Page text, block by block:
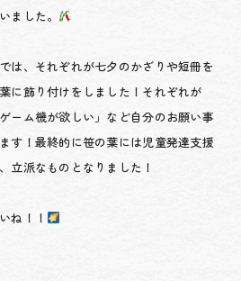
ました。
は、それぞれが七夕のかざりや短冊を
に飾り付けをしました！それぞれが
ーム機が欲しい」など自分のお願い事
す！最終的に笹の葉には児童発達支援
立派なものとなりました！
ね！！